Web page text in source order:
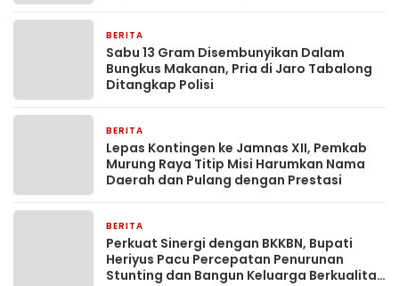
BERITA
Sabu 13 Gram Disembunyikan Dalam
Bungkus Makanan, Pria di Jaro Tabalong
Ditangkap Polisi
BERITA
Lepas Kontingen ke Jamnas XII, Pemkab
Murung Raya Titip Misi Harumkan Nama
Daerah dan Pulang dengan Prestasi
BERITA
Perkuat Sinergi dengan BKKBN, Bupati
Heriyus Pacu Percepatan Penurunan
Stunting dan Bangun Keluarga Berkualitas